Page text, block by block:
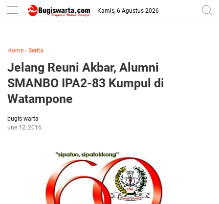
-->
Kamis, 6 Agustus 2026
Home › Berita
Jelang Reuni Akbar, Alumni
SMANBO IPA2-83 Kumpul di
Watampone
bugis warta
June 12, 2016